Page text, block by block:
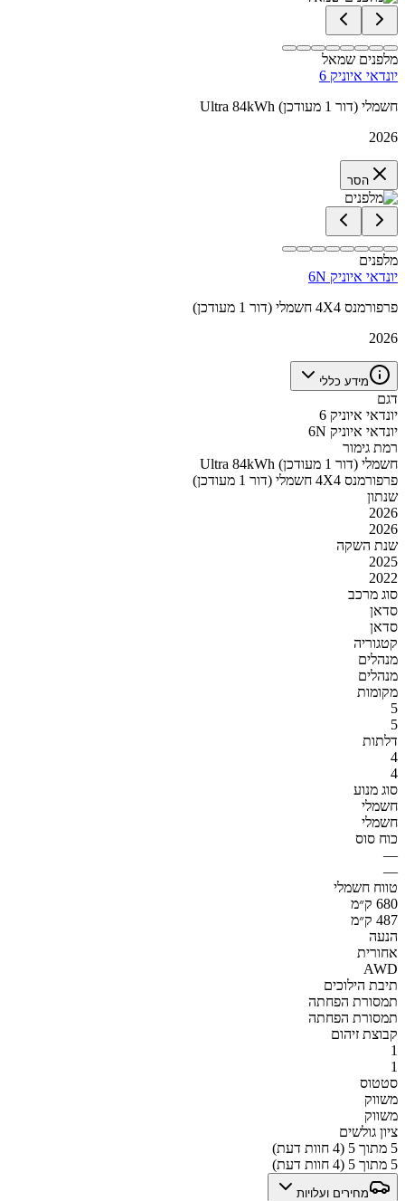
מלפנים שמאל
יונדאי איוניק 6
Ultra 84kWh חשמלי (דור 1 מעודכן)
2026
הסר
מלפנים
יונדאי איוניק 6N
פרפורמנס 4X4 חשמלי (דור 1 מעודכן)
2026
מידע כללי
דגם
יונדאי איוניק 6
יונדאי איוניק 6N
רמת גימור
Ultra 84kWh חשמלי (דור 1 מעודכן)
פרפורמנס 4X4 חשמלי (דור 1 מעודכן)
שנתון
2026
2026
שנת השקה
2025
2022
סוג מרכב
סדאן
סדאן
קטגוריה
מנהלים
מנהלים
מקומות
5
5
דלתות
4
4
סוג מנוע
חשמלי
חשמלי
כוח סוס
—
—
טווח חשמלי
680 ק״מ
487 ק״מ
הנעה
אחורית
AWD
תיבת הילוכים
תמסורת הפחתה
תמסורת הפחתה
קבוצת זיהום
1
1
סטטוס
משווק
משווק
ציון גולשים
5 מתוך 5 (4 חוות דעת)
5 מתוך 5 (4 חוות דעת)
מחירים ועלויות